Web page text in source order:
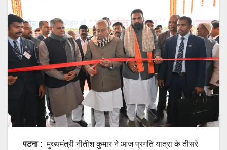
पटना : मुख्यमंत्री नीतीश कुमार ने आज प्रगति यात्रा के तीसरे